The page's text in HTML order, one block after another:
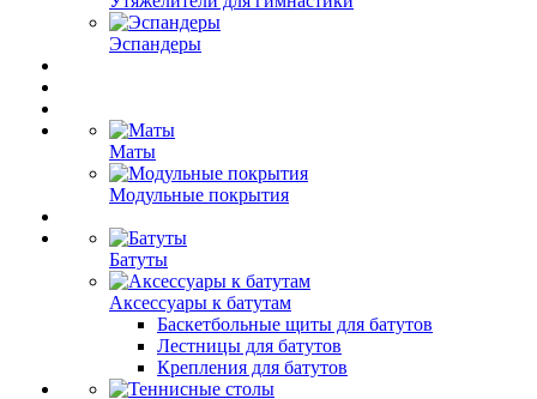
Эспандеры
Маты
Модульные покрытия
Батуты
Аксессуары к батутам
Баскетбольные щиты для батутов
Лестницы для батутов
Крепления для батутов